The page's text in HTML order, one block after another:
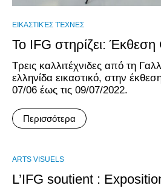
ΕΙΚΑΣΤΙΚΈΣ ΤΈΧΝΕΣ
Το IFG στηρίζει:
Τρεις καλλιτέχνιδες από τη
ελληνίδα εικαστικό, στην
07/06 έως τις 09/07/2022.
Περισσότερα
ARTS VISUELS
L’IFG soutient :